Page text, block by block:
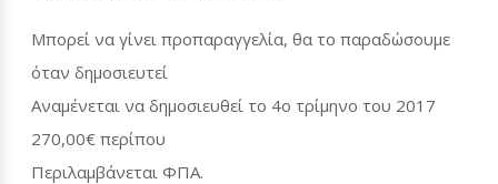
Μπορεί να γίνει προπαραγγελία, θα το παραδώσουμε
όταν δημοσιευτεί
Αναμένεται να δημοσιευθεί το 4ο τρίμηνο του 2017
270,00€ περίπου
Περιλαμβάνεται ΦΠΑ.